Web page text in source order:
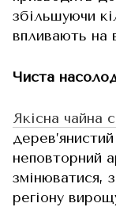
збільшуючи
впливають на
Чиста
Якісна чайна
неповторний
змінюватися,
регіону